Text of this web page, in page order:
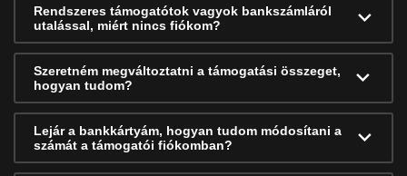
Rendszeres támogatótok vagyok bankszámláról
utalással, miért nincs fiókom?
Szeretném megváltoztatni a támogatási összeget,
hogyan tudom?
Lejár a bankkártyám, hogyan tudom módosítani a
számát a támogatói fiókomban?